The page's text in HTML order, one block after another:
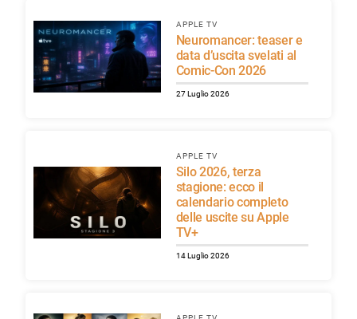
APPLE TV
Neuromancer: teaser e
data d’uscita svelati al
Comic-Con 2026
27 Luglio 2026
APPLE TV
Silo 2026, terza
stagione: ecco il
calendario completo
delle uscite su Apple
TV+
14 Luglio 2026